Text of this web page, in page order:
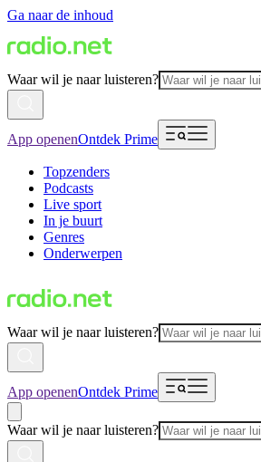
Ga naar de inhoud
Waar wil je naar luisteren?
App openenOntdek Prime
Topzenders
Podcasts
Live sport
In je buurt
Genres
Onderwerpen
Waar wil je naar luisteren?
App openenOntdek Prime
Waar wil je naar luisteren?